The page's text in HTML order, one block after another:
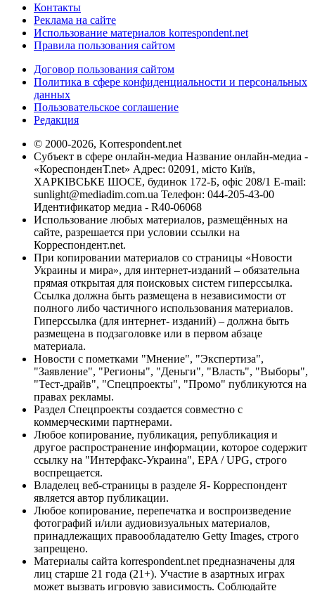
Контакты
Реклама на сайте
Использование материалов korrespondent.net
Правила пользования сайтом
Договор пользования сайтом
Политика в сфере конфиденциальности и персональных
данных
Пользовательское соглашение
Редакция
© 2000-2026, Korrespondent.net
Субъект в сфере онлайн-медиа Название онлайн-медиа -
«КореспонденТ.net» Адрес: 02091, місто Київ,
ХАРКІВСЬКЕ ШОСЕ, будинок 172-Б, офіс 208/1 E-mail:
sunlight@mediadim.com.ua Телефон: 044-205-43-00
Идентификатор медиа - R40-06068
Использование любых материалов, размещённых на
сайте, разрешается при условии ссылки на
Корреспондент.net.
При копировании материалов со страницы «Новости
Украины и мира», для интернет-изданий – обязательна
прямая открытая для поисковых систем гиперссылка.
Ссылка должна быть размещена в независимости от
полного либо частичного использования материалов.
Гиперссылка (для интернет- изданий) – должна быть
размещена в подзаголовке или в первом абзаце
материала.
Новости с пометками "Мнение", "Экспертиза",
"Заявление", "Регионы", "Деньги", "Власть", "Выборы",
"Тест-драйв", "Спецпроекты", "Промо" публикуются на
правах рекламы.
Раздел Спецпроекты создается совместно с
коммерческими партнерами.
Любое копирование, публикация, републикация и
другое распространение информации, которое содержит
ссылку на "Интерфакс-Украина", EPA / UPG, строго
воспрещается.
Владелец веб-страницы в разделе Я- Корреспондент
является автор публикации.
Любое копирование, перепечатка и воспроизведение
фотографий и/или аудиовизуальных материалов,
принадлежащих правообладателю Getty Images, строго
запрещено.
Материалы сайта korrespondent.net предназначены для
лиц старше 21 года (21+). Участие в азартных играх
может вызвать игровую зависимость. Соблюдайте